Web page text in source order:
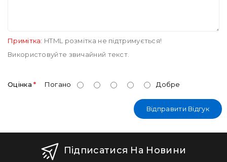
Примітка: HTML розмітка не підтримується!
Використовуйте звичайний текст.
Оцінка Погано Добре
Відправити Відгук
Підписатися На Новини